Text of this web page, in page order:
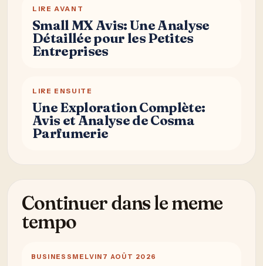
LIRE AVANT
Small MX Avis: Une Analyse
Détaillée pour les Petites
Entreprises
LIRE ENSUITE
Une Exploration Complète:
Avis et Analyse de Cosma
Parfumerie
Continuer dans le meme
tempo
BUSINESS MELVIN 7 AOÛT 2026